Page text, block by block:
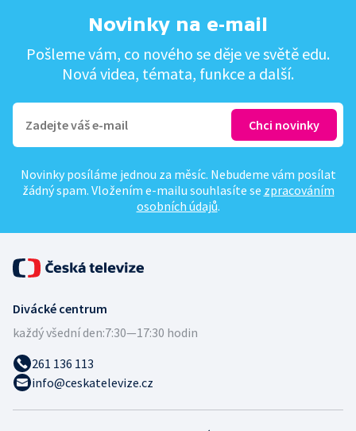
Novinky na e-mail
Pošleme vám, co nového se děje ve světě edu.
Nová videa, témata, funkce a další.
Novinky posíláme jednou za měsíc. Nebudeme vám posílat
žádný spam. Vložením e-mailu souhlasíte se zpracováním
osobních údajů.